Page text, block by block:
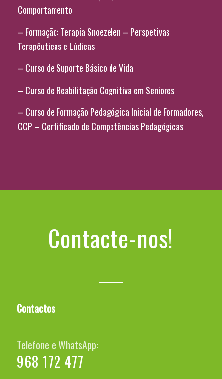
Comportamento
– Formação: Terapia Snoezelen – Perspetivas
Terapêuticas e Lúdicas
– Curso de Suporte Básico de Vida
– Curso de Reabilitação Cognitiva em Seniores
– Curso de Formação Pedagógica Inicial de Formadores,
CCP – Certificado de Competências Pedagógicas
Contacte-nos!
Contactos
Telefone e WhatsApp:
968 172 477